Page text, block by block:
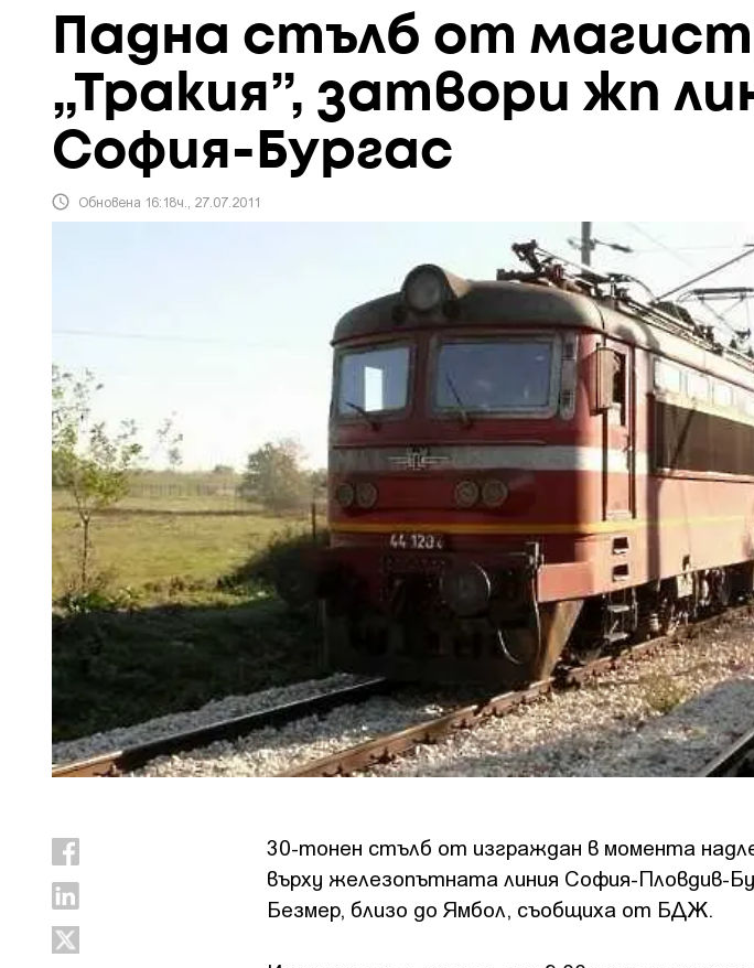
Падна стълб от
„Тракия”, затвори жп
София-Бургас
Обновена 16:18ч., 27.07.2011
30-тонен стълб от изграждан в момента
върху железопътната линия София-Пловдив-
Безмер, близо до Ямбол, съобщиха от БДЖ.